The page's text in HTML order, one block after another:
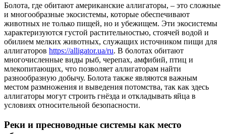
Болота, где обитают американские аллигаторы, – это сложные
и многообразные экосистемы, которые обеспечивают
животных не только пищей, но и убежищем. Эти экосистемы
характеризуются густой растительностью, стоячей водой и
обилием мелких животных, служащих источником пищи для
аллигаторов https://alligator.ua/ru. В болотах обитают
многочисленные виды рыб, черепах, амфибий, птиц и
млекопитающих, что позволяет аллигаторам найти
разнообразную добычу. Болота также являются важным
местом размножения и выведения потомства, так как здесь
аллигаторы могут строить гнёзда и откладывать яйца в
условиях относительной безопасности.
Реки и пресноводные системы как место